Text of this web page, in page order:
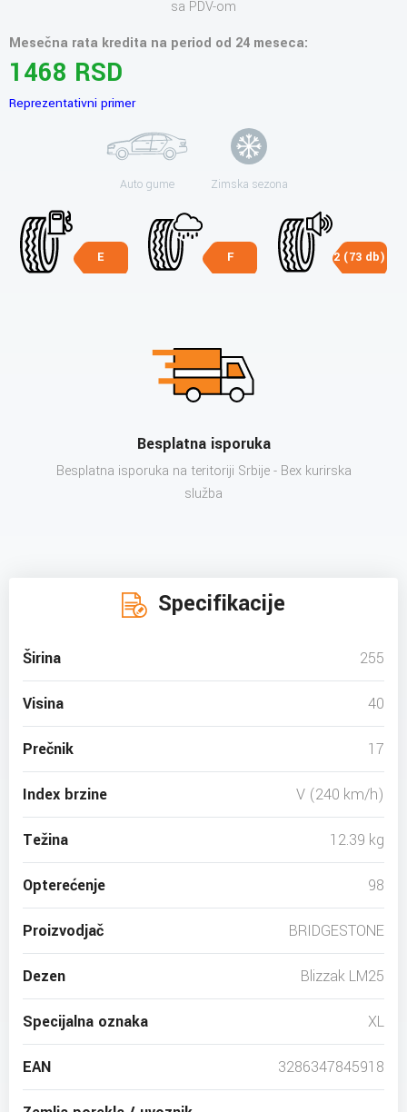
sa PDV-om
Mesečna rata kredita na period od 24 meseca:
1468 RSD
Reprezentativni primer
Auto gume Zimska sezona
E F 2 (73 db)
Besplatna isporuka
Besplatna isporuka na teritoriji Srbije - Bex kurirska
služba
Specifikacije
Širina 255
Visina 40
Prečnik 17
Index brzine V (240 km/h)
Težina 12.39 kg
Opterećenje 98
Proizvodjač BRIDGESTONE
Dezen Blizzak LM25
Specijalna oznaka XL
EAN 3286347845918